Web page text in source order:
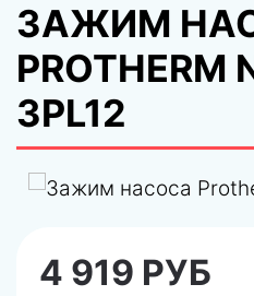
ЗАЖИМ
PROTHERM
3PL12
4 919 РУБ